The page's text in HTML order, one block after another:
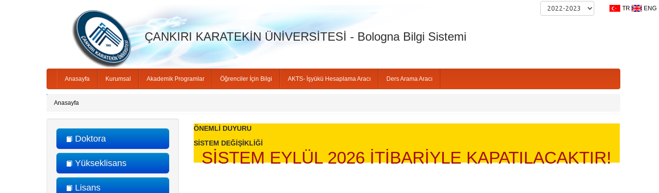
TR ENG
ÇANKIRI KARATEKİN ÜNİVERSİTESİ - Bologna Bilgi Sistemi
Anasayfa Kurumsal Akademik Programlar Öğrenciler İçin Bilgi AKTS- İşyükü Hesaplama Aracı Ders Arama Aracı
Anasayfa
Doktora
Yükseklisans
Lisans
ÖNEMLİ DUYURU
SİSTEM DEĞİŞİKLİĞİ
SİSTEM EYLÜL 2026 İTİBARİYLE KAPATILACAKTIR!